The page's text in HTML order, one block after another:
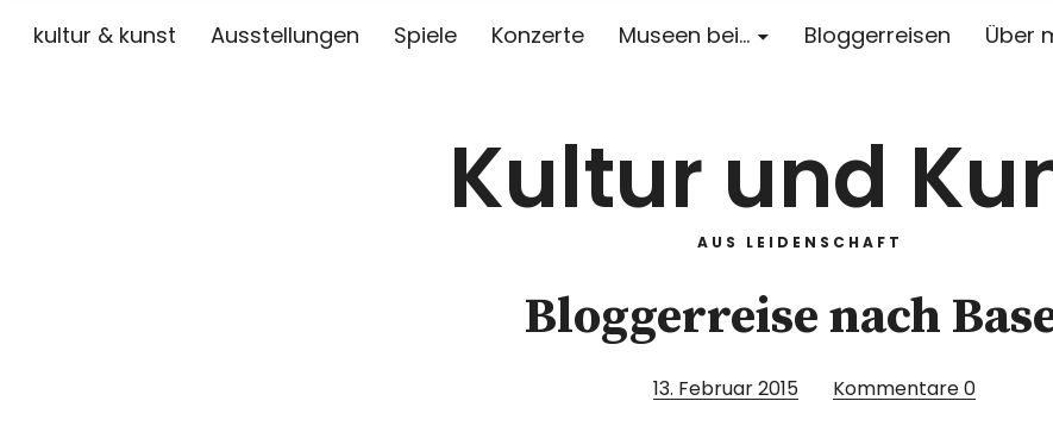
kultur & kunst Ausstellungen Spiele Konzerte Museen bei… Bloggerreisen Über
Kultur und
AUS LEIDENSCHAFT
Bloggerreise nach
13. Februar 2015 Kommentare0